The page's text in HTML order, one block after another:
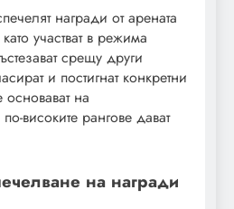
награди от арената
участват в режима
срещу други
и постигнат конкретни
основават на
високите рангове дават
на награди